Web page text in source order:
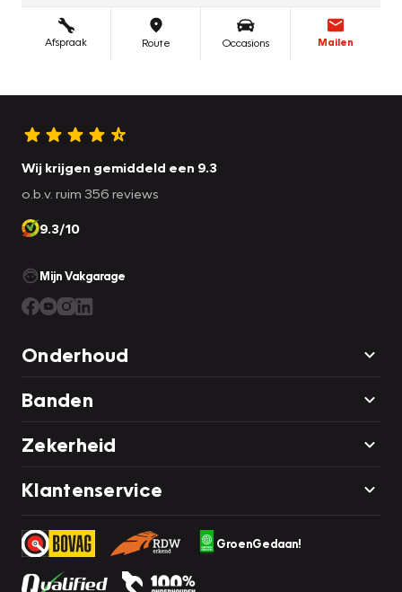
Wij krijgen gemiddeld een 9.3
o.b.v. ruim 356 reviews
9.3/10
Mijn Vakgarage
Onderhoud
Banden
Zekerheid
Klantenservice
GroenGedaan!